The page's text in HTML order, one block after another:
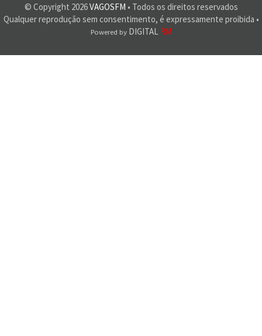
© Copyright 2026VAGOSFM • Todos os direitos reservados
Qualquer reprodução sem consentimento, é expressamente proibida •
Powered byDIGITAL RM